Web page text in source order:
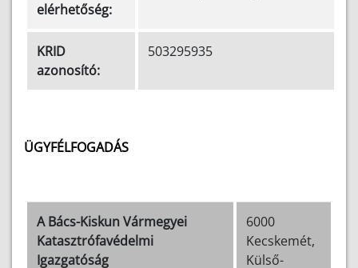
elérhetőség:
KRID
azonosító:
503295935
ÜGYFÉLFOGADÁS
A Bács-Kiskun Vármegyei
Katasztrófavédelmi
Igazgatóság
6000
Kecskemét,
Külső-